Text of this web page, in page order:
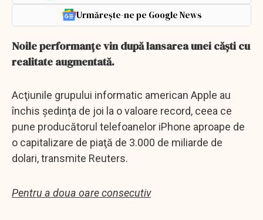
Urmărește-ne pe Google News
Noile performanțe vin după lansarea unei căști cu
realitate augmentată.
Acţiunile grupului informatic american Apple au
închis şedinţa de joi la o valoare record, ceea ce
pune producătorul telefoanelor iPhone aproape de
o capitalizare de piaţă de 3.000 de miliarde de
dolari, transmite Reuters.
Pentru a doua oare consecutiv